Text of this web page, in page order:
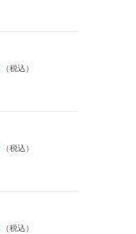
（税込）
（税込）
（税込）